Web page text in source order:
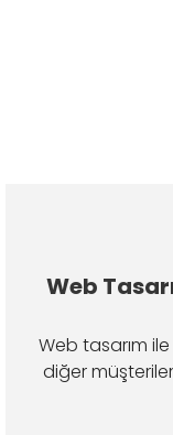
Web
Web tasarım
diğer